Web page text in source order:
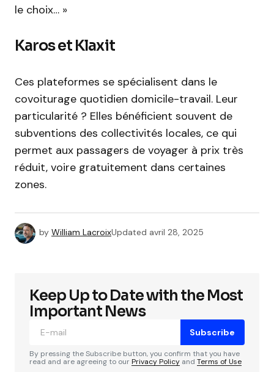
le choix… »
Karos et Klaxit
Ces plateformes se spécialisent dans le
covoiturage quotidien domicile-travail. Leur
particularité ? Elles bénéficient souvent de
subventions des collectivités locales, ce qui
permet aux passagers de voyager à prix très
réduit, voire gratuitement dans certaines
zones.
by William LacroixUpdated avril 28, 2025
Keep Up to Date with the Most
Important News
Subscribe
By pressing the Subscribe button, you confirm that you have
read and are agreeing to ourPrivacy Policy and Terms of Use